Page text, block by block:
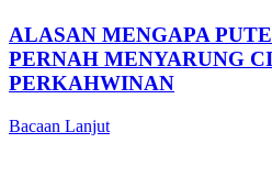
ALASAN MENGAPA
PERNAH MENYARUNG
PERKAHWINAN
Bacaan Lanjut